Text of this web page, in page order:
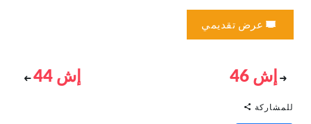
عرض تقديمي
إش 46 إش 44
للمشاركة